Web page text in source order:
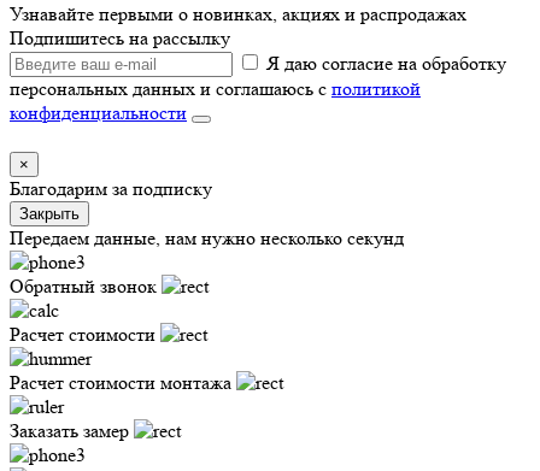
Узнавайте первыми о новинках, акциях и распродажах
Подпишитесь на рассылку
Я даю согласие на обработку
персональных данных и соглашаюсь с политикой
конфиденциальности
×
Благодарим за подписку
Закрыть
Передаем данные, нам нужно несколько секунд
Обратный звонок
Расчет стоимости
Расчет стоимости монтажа
Заказать замер